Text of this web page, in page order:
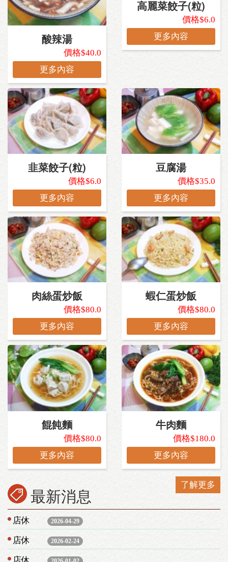
酸辣湯
價格$40.0
更多內容
高麗菜餃子(粒)
價格$6.0
更多內容
韭菜餃子(粒)
價格$6.0
更多內容
豆腐湯
價格$35.0
更多內容
肉絲蛋炒飯
價格$80.0
更多內容
蝦仁蛋炒飯
價格$80.0
更多內容
餛飩麵
價格$80.0
更多內容
牛肉麵
價格$180.0
更多內容
了解更多
最新消息
店休 2026-04-29
店休 2026-02-24
店休